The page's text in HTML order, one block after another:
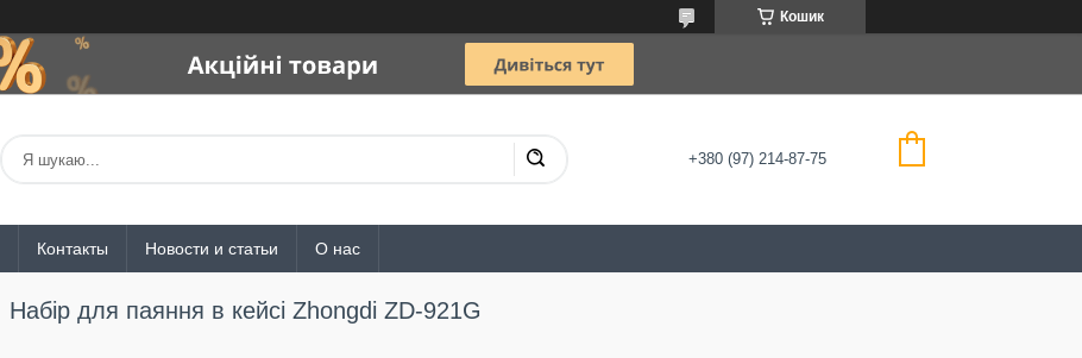
Кошик
+380 (97) 214-87-75
Контакты Новости и статьи О нас
Набір для паяння в кейсі Zhongdi ZD-921G